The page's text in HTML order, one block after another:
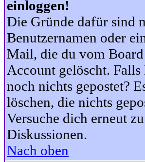
einloggen!
Die Gründe dafür sind
Benutzernamen oder
Mail, die du vom
Account gelöscht.
noch nichts gepostet?
löschen, die nichts
Versuche dich erneut
Diskussionen.
Nach oben